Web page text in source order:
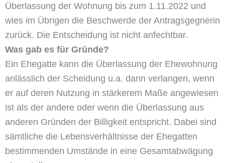
Überlassung der Wohnung bis zum 1.11.2022 und
wies im Übrigen die Beschwerde der Antragsgegnerin
zurück. Die Entscheidung ist nicht anfechtbar.
Was gab es für Gründe?
Ein Ehegatte kann die Überlassung der Ehewohnung
anlässlich der Scheidung u.a. dann verlangen, wenn
er auf deren Nutzung in stärkerem Maße angewiesen
ist als der andere oder wenn die Überlassung aus
anderen Gründen der Billigkeit entspricht. Dabei sind
sämtliche die Lebensverhältnisse der Ehegatten
bestimmenden Umstände in eine Gesamtabwägung